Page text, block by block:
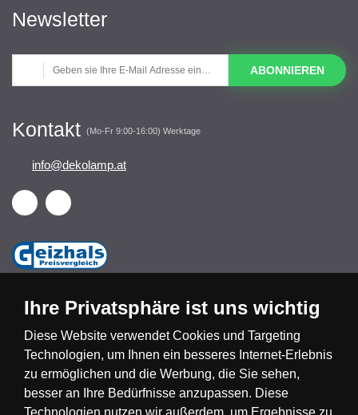
Newsletter
ABONNIEREN
Kontakt (Mo-Fr 9:00-16:00) Werktage
info@dekolamp.at
Česká republika Slovensko Deutschland
Ihre Privatsphäre ist uns wichtig
Diese Website verwendet Cookies und Targeting
Technologien, um Ihnen ein besseres Internet-Erlebnis
zu ermöglichen und die Werbung, die Sie sehen,
besser an Ihre Bedürfnisse anzupassen. Diese
Technologien nutzen wir außerdem, um Ergebnisse zu